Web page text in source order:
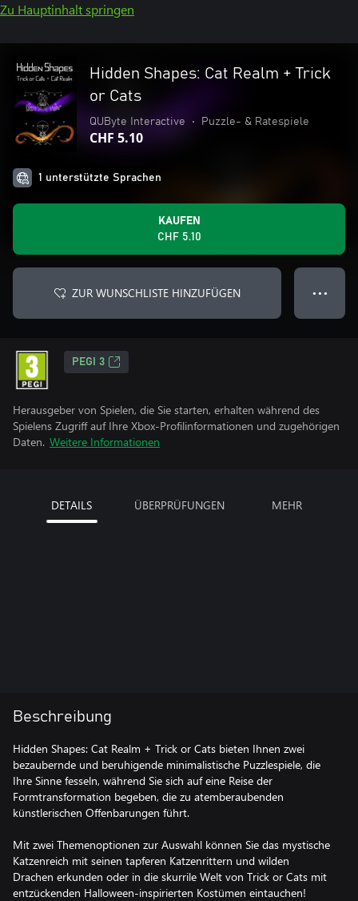
Zu Hauptinhalt springen
Hidden Shapes: Cat Realm + Trick
or Cats
QUByte Interactive • Puzzle- & Ratespiele
CHF 5.10
1 unterstützte Sprachen
KAUFEN
CHF 5.10
ZUR WUNSCHLISTE HINZUFÜGEN ● ● ●
PEGI 3
Herausgeber von Spielen, die Sie starten, erhalten während des
Spielens Zugriff auf Ihre Xbox-Profilinformationen und zugehörigen
Daten. Weitere Informationen
DETAILS ÜBERPRÜFUNGEN MEHR
Beschreibung
Hidden Shapes: Cat Realm + Trick or Cats bieten Ihnen zwei
bezaubernde und beruhigende minimalistische Puzzlespiele, die
Ihre Sinne fesseln, während Sie sich auf eine Reise der
Formtransformation begeben, die zu atemberaubenden
künstlerischen Offenbarungen führt.
Mit zwei Themenoptionen zur Auswahl können Sie das mystische
Katzenreich mit seinen tapferen Katzenrittern und wilden
Drachen erkunden oder in die skurrile Welt von Trick or Cats mit
entzückenden Halloween-inspirierten Kostümen eintauchen!